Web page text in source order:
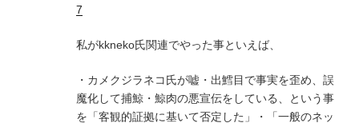
7
私がkkneko氏関連でやった事といえば、
・カメクジラネコ氏が嘘・出鱈目で事実を歪め、誤
魔化して捕鯨・鯨肉の悪宣伝をしている、という事
を「客観的証拠に基いて否定した」・「一般のネッ